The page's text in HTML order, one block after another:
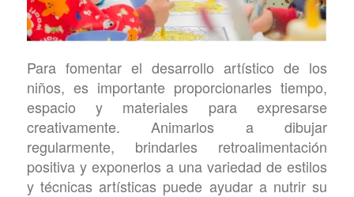
Para fomentar el desarrollo artístico de los
niños, es importante proporcionarles tiempo,
espacio y materiales para expresarse
creativamente. Animarlos a dibujar
regularmente, brindarles retroalimentación
positiva y exponerlos a una variedad de estilos
y técnicas artísticas puede ayudar a nutrir su